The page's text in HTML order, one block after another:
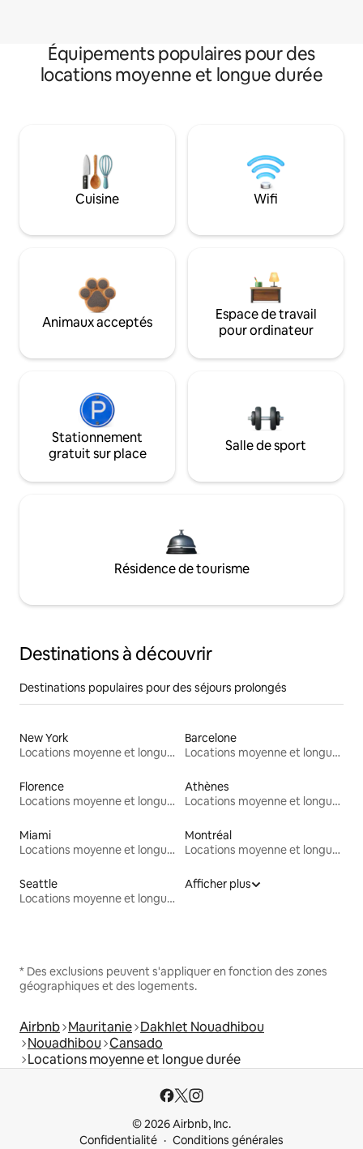
Équipements populaires pour des
locations moyenne et longue durée
Cuisine Wifi
Animaux acceptés
Espace de travail
pour ordinateur
Stationnement
gratuit sur place
Salle de sport
Résidence de tourisme
Destinations à découvrir
Destinations populaires pour des séjours prolongés
New York
Locations moyenne et longue durée
Barcelone
Locations moyenne et longue durée
Florence
Locations moyenne et longue durée
Athènes
Locations moyenne et longue durée
Miami
Locations moyenne et longue durée
Montréal
Locations moyenne et longue durée
Seattle
Locations moyenne et longue durée
Afficher plus
* Des exclusions peuvent s'appliquer en fonction des zones
géographiques et des logements.
Airbnb Mauritanie Dakhlet Nouadhibou
Nouadhibou Cansado
Locations moyenne et longue durée
© 2026 Airbnb, Inc.
Confidentialité
Conditions générales